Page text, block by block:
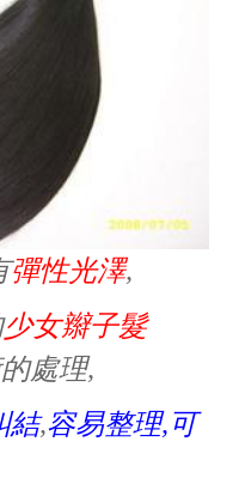
彈性光澤,
少女辮子髮
處理,
結,容易整理,可